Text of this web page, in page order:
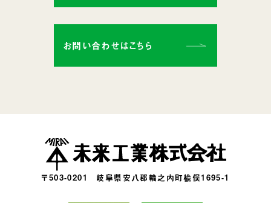
お問い合わせはこちら
〒503-0201 岐阜県安八郡輪之内町楡俣1695-1